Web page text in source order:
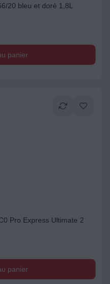
20 bleu et doré 1,8L
panier
Pro Express Ultimate 2
panier